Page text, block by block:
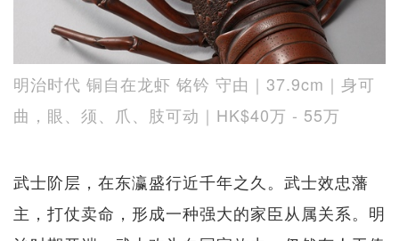
明治时代 铜自在龙虾 铭钤 守由｜37.9cm｜身可
曲，眼、须、爪、肢可动｜HK$40万 - 55万
武士阶层，在东瀛盛行近千年之久。武士效忠藩
主，打仗卖命，形成一种强大的家臣从属关系。明